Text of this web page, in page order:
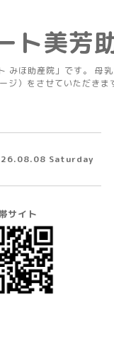
ト美芳
みほ助産院」です。 母
ジ）をさせていただきま
Saturday
サイト